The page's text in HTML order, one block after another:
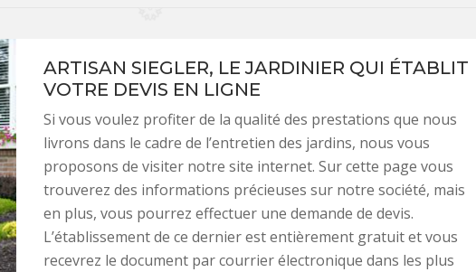
ARTISAN SIEGLER, LE JARDINIER QUI ÉTABLIT
VOTRE DEVIS EN LIGNE
Si vous voulez profiter de la qualité des prestations que nous
livrons dans le cadre de l’entretien des jardins, nous vous
proposons de visiter notre site internet. Sur cette page vous
trouverez des informations précieuses sur notre société, mais
en plus, vous pourrez effectuer une demande de devis.
L’établissement de ce dernier est entièrement gratuit et vous
recevrez le document par courrier électronique dans les plus